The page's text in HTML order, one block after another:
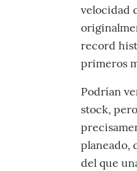
velocidad
record
primeros
Podrían
stock,
planeado,
del que